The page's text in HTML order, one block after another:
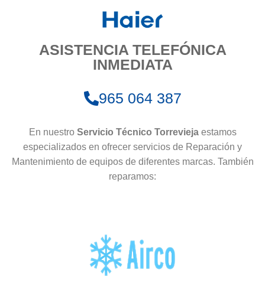
ASISTENCIA TELEFÓNICA
INMEDIATA
965 064 387
En nuestro Servicio Técnico Torreviejaestamos
especializados en ofrecer servicios de Reparación y
Mantenimiento de equipos de diferentes marcas. También
reparamos: